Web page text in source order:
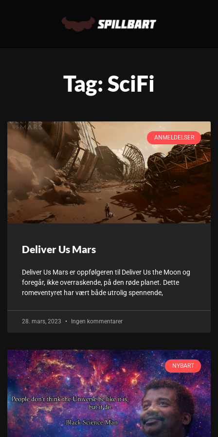
Tag: SciFi
ANMELDELSER
Deliver Us Mars
Deliver Us Mars er oppfølgeren til Deliver Us the Moon og
foregår, ikke overraskende, på den røde planet. Dette
romeventyret har vært både utrolig spennende,
28. mars, 2023 Ingen kommentarer
NYBART